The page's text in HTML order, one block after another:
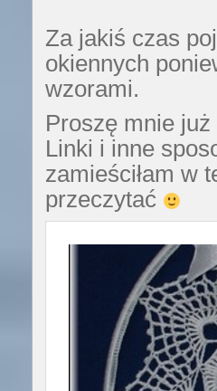
Za jakiś czas
okiennych
wzorami.
Proszę mnie
Linki i inne
zamieściłam w
przeczytać